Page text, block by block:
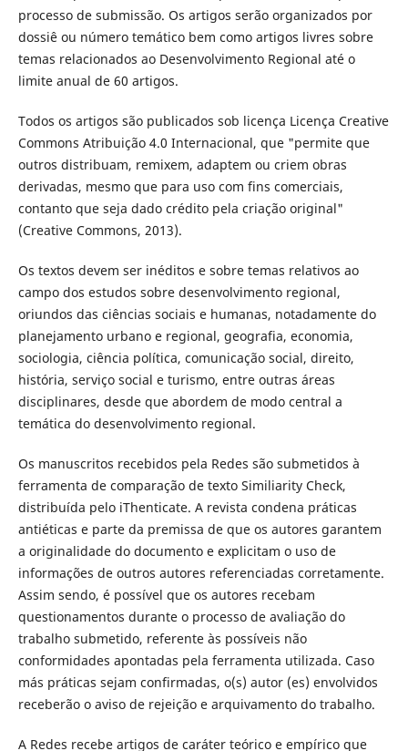
processo de submissão. Os artigos serão organizados por
dossiê ou número temático bem como artigos livres sobre
temas relacionados ao Desenvolvimento Regional até o
limite anual de 60 artigos.
Todos os artigos são publicados sob licença Licença Creative
Commons Atribuição 4.0 Internacional, que "permite que
outros distribuam, remixem, adaptem ou criem obras
derivadas, mesmo que para uso com fins comerciais,
contanto que seja dado crédito pela criação original"
(Creative Commons, 2013).
Os textos devem ser inéditos e sobre temas relativos ao
campo dos estudos sobre desenvolvimento regional,
oriundos das ciências sociais e humanas, notadamente do
planejamento urbano e regional, geografia, economia,
sociologia, ciência política, comunicação social, direito,
história, serviço social e turismo, entre outras áreas
disciplinares, desde que abordem de modo central a
temática do desenvolvimento regional.
Os manuscritos recebidos pela Redes são submetidos à
ferramenta de comparação de texto Similiarity Check,
distribuída pelo iThenticate. A revista condena práticas
antiéticas e parte da premissa de que os autores garantem
a originalidade do documento e explicitam o uso de
informações de outros autores referenciadas corretamente.
Assim sendo, é possível que os autores recebam
questionamentos durante o processo de avaliação do
trabalho submetido, referente às possíveis não
conformidades apontadas pela ferramenta utilizada. Caso
más práticas sejam confirmadas, o(s) autor (es) envolvidos
receberão o aviso de rejeição e arquivamento do trabalho.
A Redes recebe artigos de caráter teórico e empírico que